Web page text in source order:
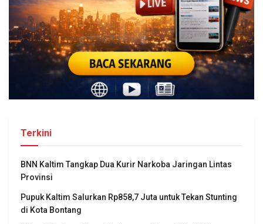
Terkini
BNN Kaltim Tangkap Dua Kurir Narkoba Jaringan Lintas
Provinsi
Pupuk Kaltim Salurkan Rp858,7 Juta untuk Tekan Stunting
di Kota Bontang